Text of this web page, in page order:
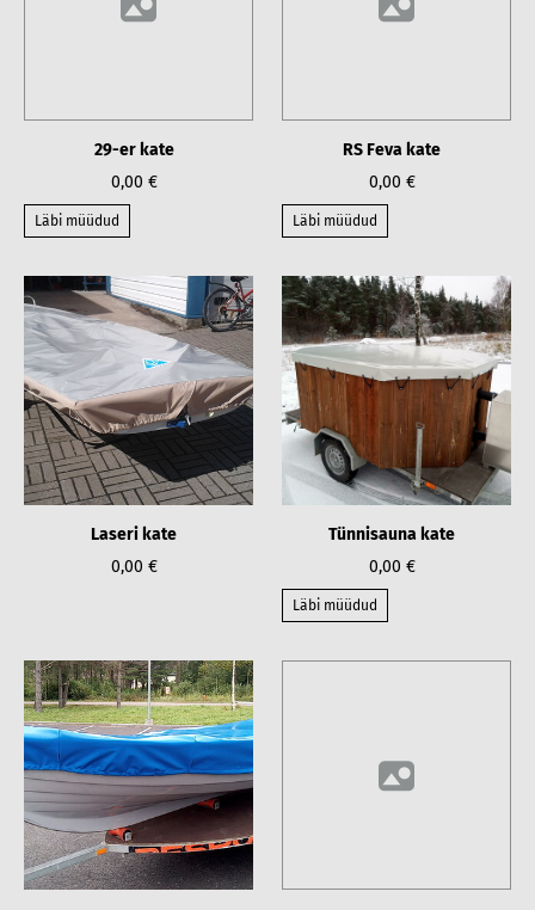
29-er kate
0,00 €
Läbi müüdud
RS Feva kate
0,00 €
Läbi müüdud
Laseri kate
0,00 €
Tünnisauna kate
0,00 €
Läbi müüdud